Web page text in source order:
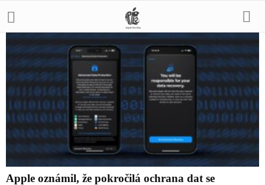
Apple oznámil, že pokročilá ochrana dat se